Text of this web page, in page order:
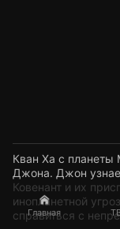
Главная
Кван Ха с планеты
Джона. Джон
Ковенант и их
инопланетной
справиться с